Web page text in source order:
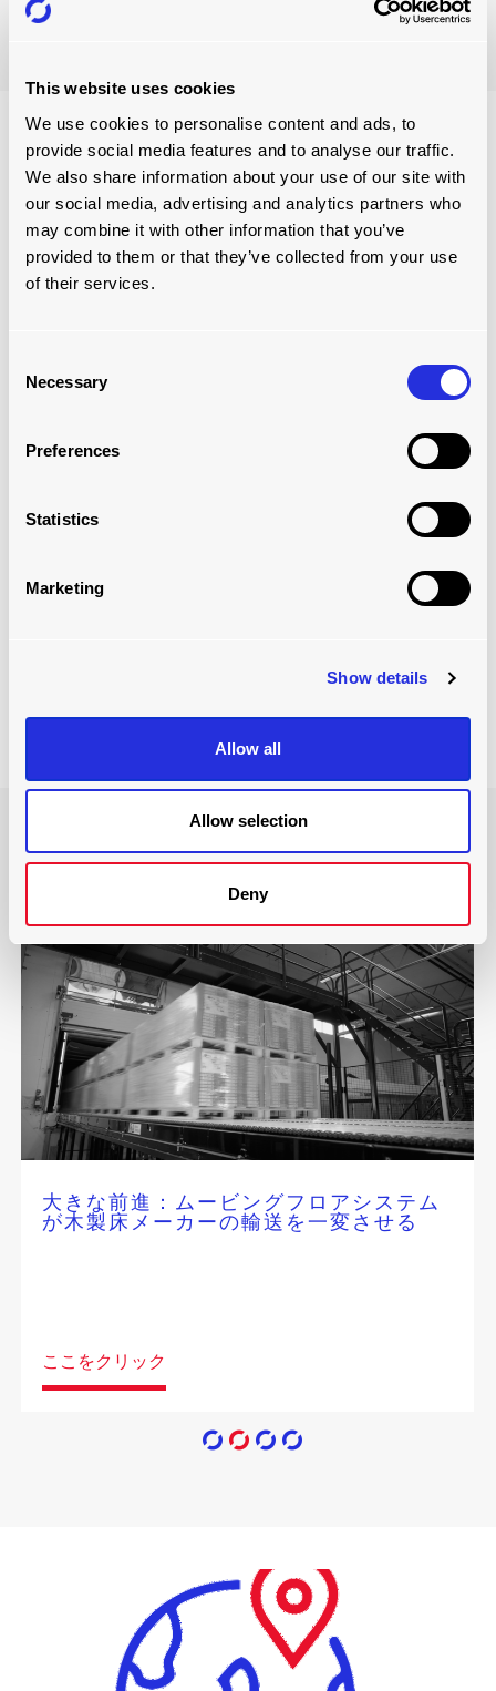
This website uses cookies
We use cookies to personalise content and ads, to
provide social media features and to analyse our traffic.
We also share information about your use of our site with
our social media, advertising and analytics partners who
may combine it with other information that you’ve
provided to them or that they’ve collected from your use
of their services.
Selection
Necessary
Preferences
Statistics
Marketing
Show details
Allow all
Allow selection
Deny
今すぐダウンロード
自動ローディングシステム
自動ローディング
ソリューショ
ダウンロード
私たちの言葉を鵜呑みにしな
いでください...
大きな前進：ムービングフロアシステム
が木製床メーカーの輸送を一変させる
ここをクリック